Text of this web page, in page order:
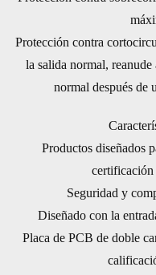
Protección contra
la salida normal,
normal después de
Productos diseñados
Seguridad y
Diseñado con la
Placa de PCB de doble